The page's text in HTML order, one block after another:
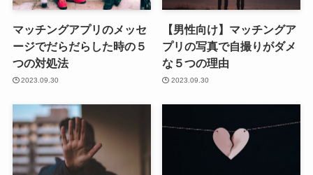
マッチングアプリのメッセ
ージでだらだらした時の５
つの対処法
2023.09.30
【男性向け】マッチングア
プリの写真で自撮りがダメ
な５つの理由
2023.09.30